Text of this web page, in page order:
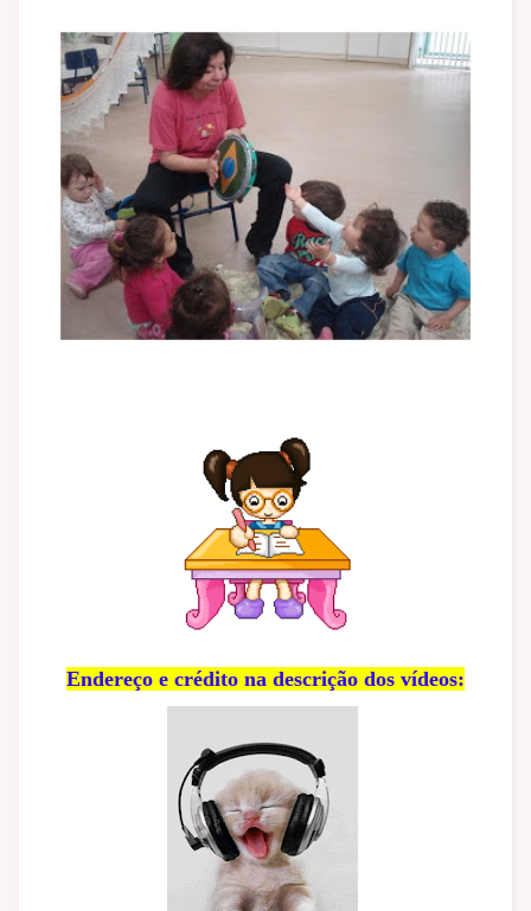
Endereço e crédito na descrição dos vídeos: